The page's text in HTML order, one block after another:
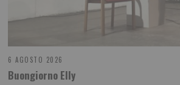
6 AGOSTO 2026
Buongiorno Elly